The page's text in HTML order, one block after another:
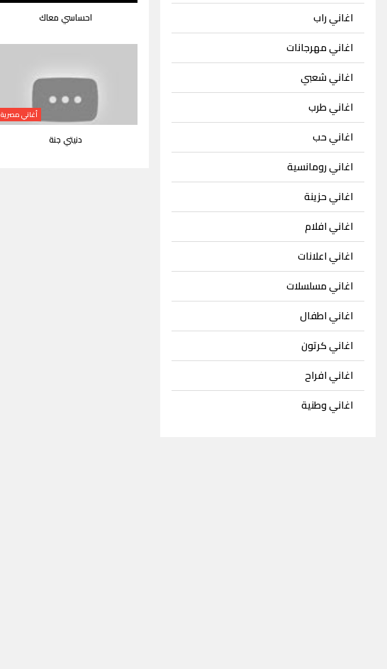
اغاني راب
اغاني مهرجانات
اغاني شعبي
اغاني طرب
اغاني حب
اغاني رومانسية
اغاني حزينة
اغاني افلام
اغاني اعلانات
اغاني مسلسلات
اغاني اطفال
اغاني كرتون
اغاني افراح
اغاني وطنية
احساسي معاك
أغاني مصرية
دنيتي جنة